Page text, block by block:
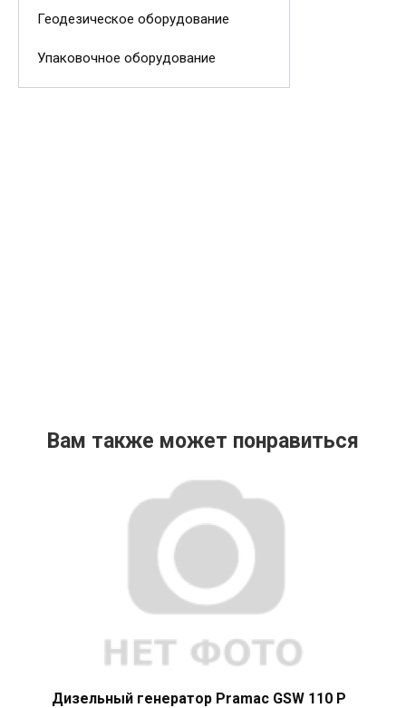
Геодезическое оборудование
Упаковочное оборудование
Вам также может понравиться
Дизельный генератор Pramac GSW 110 P